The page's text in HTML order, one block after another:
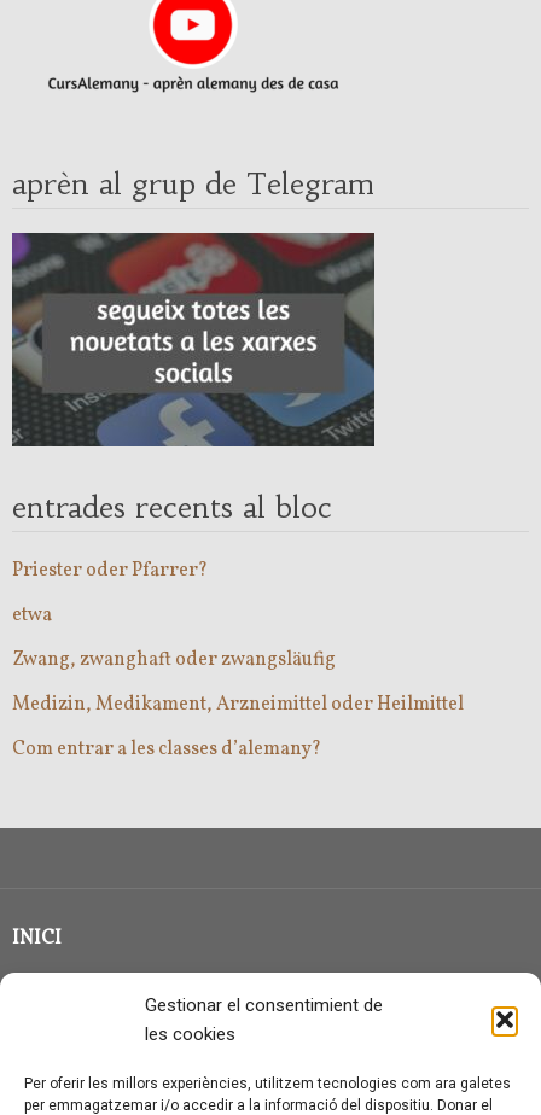
Gestionar el consentimient de
les cookies
Per oferir les millors experiències, utilitzem tecnologies com ara galetes
per emmagatzemar i/o accedir a la informació del dispositiu. Donar el
aprèn al grup de Telegram
entrades recents al bloc
Priester oder Pfarrer?
etwa
Zwang, zwanghaft oder zwangsläufig
Medizin, Medikament, Arzneimittel oder Heilmittel
Com entrar a les classes d’alemany?
INICI
QUI SOC?